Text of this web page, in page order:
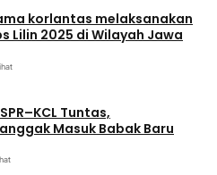
korlantas melaksanakan
Lilin 2025 di Wilayah Jawa
Tuntas,
Masuk Babak Baru